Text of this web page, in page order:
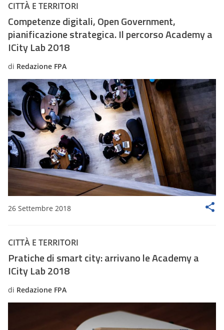
CITTÀ E TERRITORI
Competenze digitali, Open Government,
pianificazione strategica. Il percorso Academy a
ICity Lab 2018
di Redazione FPA
26 Settembre 2018
CITTÀ E TERRITORI
Pratiche di smart city: arrivano le Academy a
ICity Lab 2018
di Redazione FPA